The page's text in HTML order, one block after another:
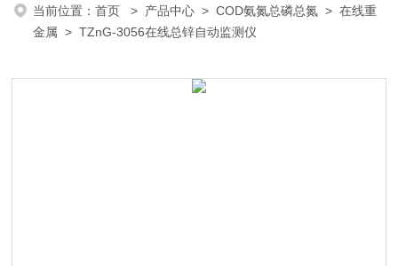
当前位置：首页 > 产品中心 >COD氨氮总磷总氮 >在线重
金属 > TZnG-3056在线总锌自动监测仪